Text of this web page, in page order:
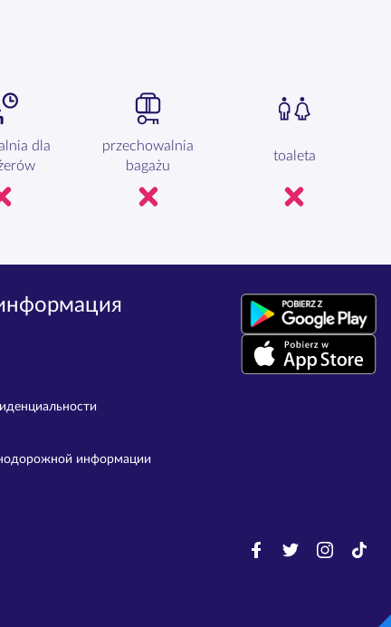
dla
przechowalnia
bagażu
toaleta
информации